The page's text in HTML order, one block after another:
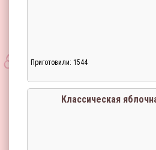
Приготовили: 1544
Классическая